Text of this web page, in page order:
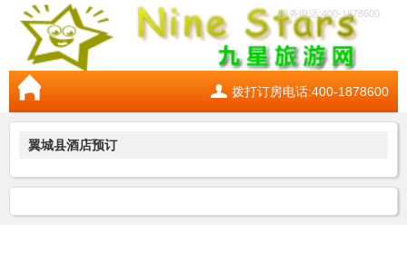
服务电话:400-1878600
拨打订房电话:400-1878600
翼城县酒店预订